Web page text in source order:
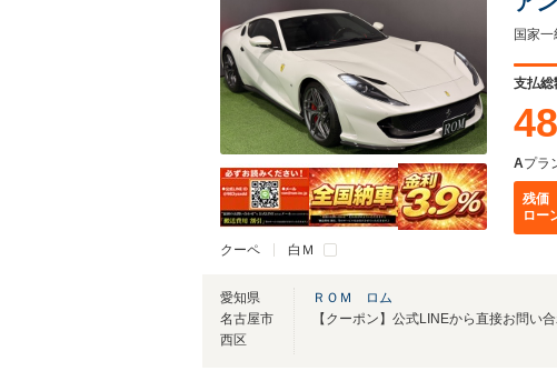
クーペ 白Ｍ
ン
フ
支払総
Aプラ
残価
ロー
愛知県
名古屋市
西区
ＲＯＭ ロム